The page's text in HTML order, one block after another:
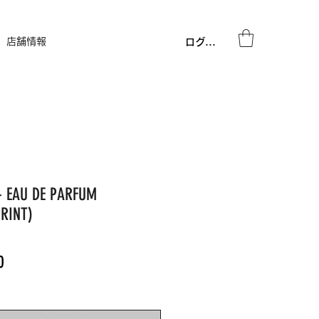
店舗情報 ログイン
DE PARFUM